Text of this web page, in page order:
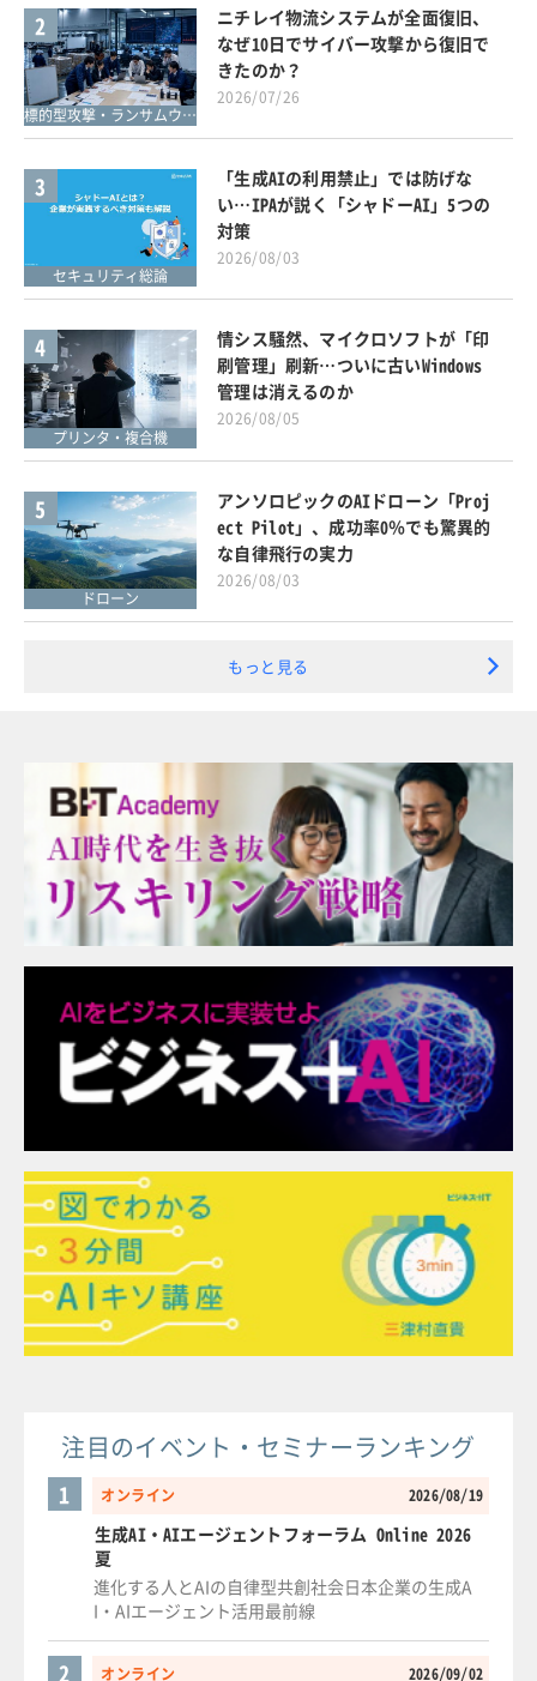
2
標的型攻撃・ランサムウェア対策
ニチレイ物流システムが全面復旧、
なぜ10日でサイバー攻撃から復旧で
きたのか？
2026/07/26
3
セキュリティ総論
「生成AIの利用禁止」では防げな
い…IPAが説く「シャドーAI」5つの
対策
2026/08/03
4
プリンタ・複合機
情シス騒然、マイクロソフトが「印
刷管理」刷新…ついに古いWindows
管理は消えるのか
2026/08/05
5
ドローン
アンソロピックのAIドローン「Proj
ect Pilot」、成功率0％でも驚異的
な自律飛行の実力
2026/08/03
もっと見る
注目のイベント・セミナーランキング
オンライン 2026/08/19
1
生成AI・AIエージェントフォーラム Online 2026
夏
進化する人とAIの自律型共創社会日本企業の生成A
I・AIエージェント活用最前線
オンライン 2026/09/02
2